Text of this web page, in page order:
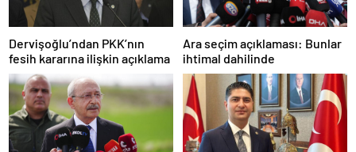
Dervişoğlu’ndan PKK’nın
fesih kararına ilişkin açıklama
Ara seçim açıklaması: Bunlar
ihtimal dahilinde